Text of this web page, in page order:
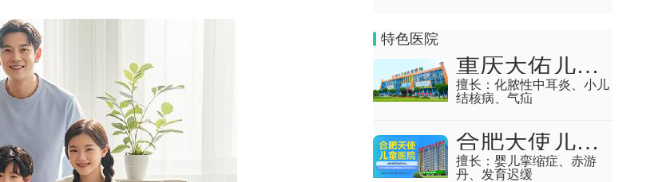
抑郁不自信怎么办
回答：问题抑郁症是神经症的一种，是心
境阻碍！以情感低落、兴趣消退、思维缓
慢、以及言语动...
成熟的人自信吗
回答：大多数成熟的人都具有自信的心
理，因为成熟的人对什么事物会处理的比
特色医院
重庆天佑儿童医院
擅长： 化脓性中耳炎、小儿
结核病、气疝
合肥天使儿童医院
擅长： 婴儿挛缩症、赤游
丹、发育迟缓